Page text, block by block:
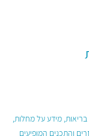
מידע על מחלות,
והתכנים המופיעים